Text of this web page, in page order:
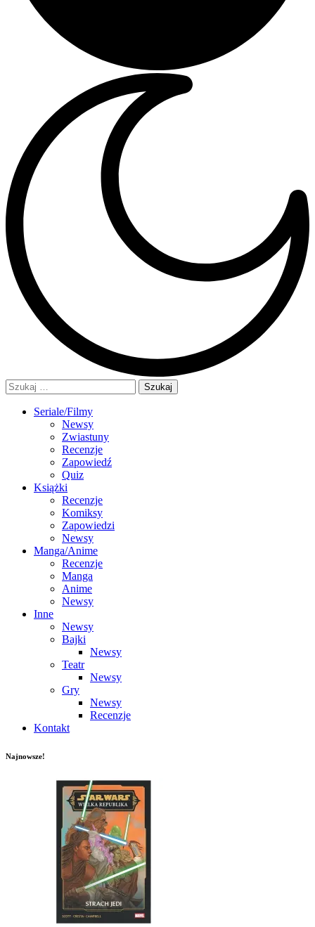
Szukaj:
Seriale/Filmy
Newsy
Zwiastuny
Recenzje
Zapowiedź
Quiz
Książki
Recenzje
Komiksy
Zapowiedzi
Newsy
Manga/Anime
Recenzje
Manga
Anime
Newsy
Inne
Newsy
Bajki
Newsy
Teatr
Newsy
Gry
Newsy
Recenzje
Kontakt
Najnowsze!